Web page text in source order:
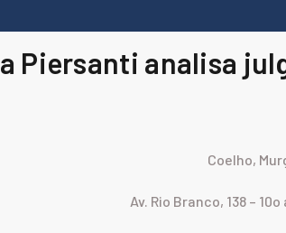
Piersanti analisa
Coelho,
Av. Rio Branco, 138 –